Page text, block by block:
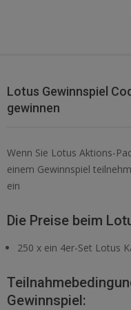
Lotus Gewinnspiel
gewinnen
Wenn Sie Lotus Aktions-
einem Gewinnspiel
ein
Die Preise beim
250 x ein 4er-Set Lotus
Gewinnspiel: